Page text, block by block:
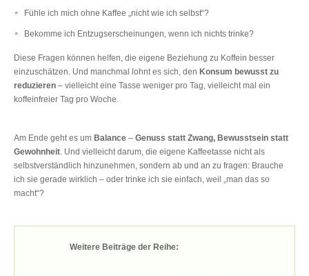
Fühle ich mich ohne Kaffee „nicht wie ich selbst“?
Bekomme ich Entzugserscheinungen, wenn ich nichts trinke?
Diese Fragen können helfen, die eigene Beziehung zu Koffein besser
einzuschätzen. Und manchmal lohnt es sich, den Konsum bewusst zu
reduzieren – vielleicht eine Tasse weniger pro Tag, vielleicht mal ein
koffeinfreier Tag pro Woche.
Am Ende geht es um Balance – Genuss statt Zwang, Bewusstsein statt
Gewohnheit . Und vielleicht darum, die eigene Kaffeetasse nicht als
selbstverständlich hinzunehmen, sondern ab und an zu fragen: Brauche
ich sie gerade wirklich – oder trinke ich sie einfach, weil „man das so
macht“?
Weitere Beiträge der Reihe: